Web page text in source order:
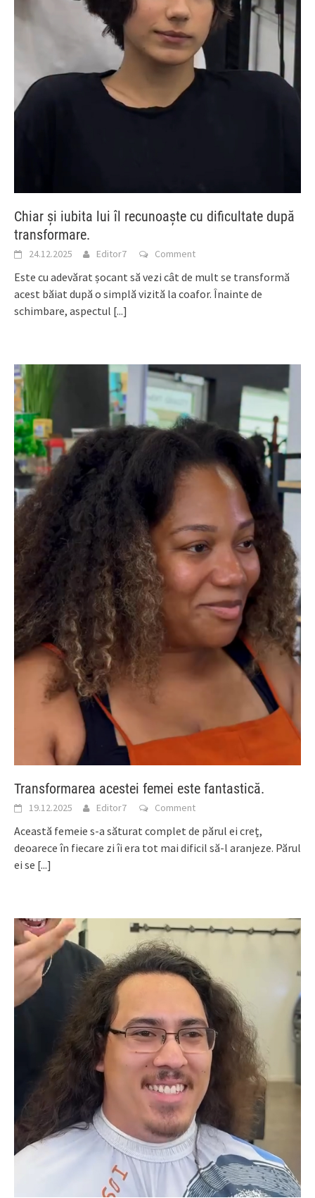
Chiar și iubita lui îl recunoaște cu dificultate după
transformare.
24.12.2025 Editor7 Comment
Este cu adevărat șocant să vezi cât de mult se transformă
acest băiat după o simplă vizită la coafor. Înainte de
schimbare, aspectul [...]
Transformarea acestei femei este fantastică.
19.12.2025 Editor7 Comment
Această femeie s-a săturat complet de părul ei creț,
deoarece în fiecare zi îi era tot mai dificil să-l aranjeze. Părul
ei se [...]